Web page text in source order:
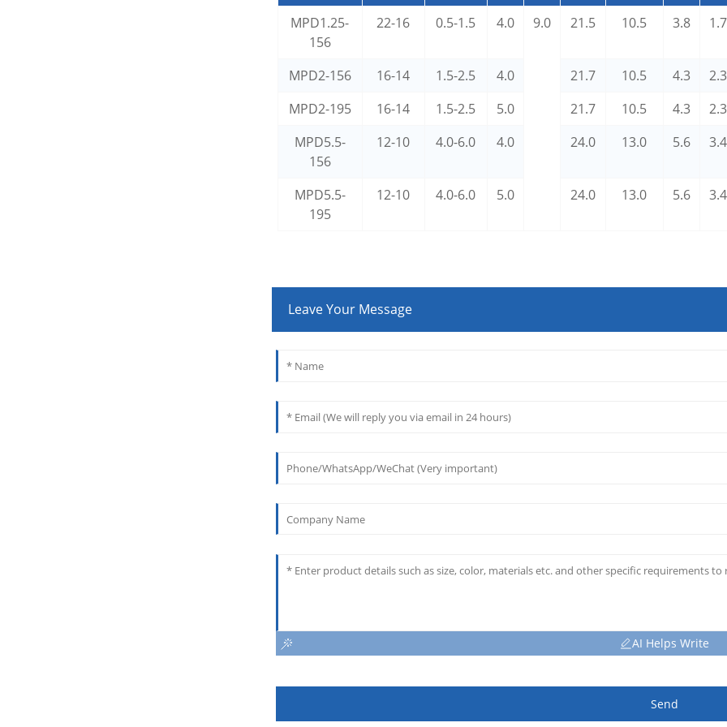
MPD1.25-
156
22-16 0.5-1.5 4.0 9.0 21.5 10.5 3.8 1.7
MPD2-156 16-14 1.5-2.5 4.0 21.7 10.5 4.3
2.3
MPD2-195
16-14 1.5-2.5 5.0 21.7 10.5 4.3
2.3
MPD5.5-
156
12-10 4.0-6.0 4.0 24.0 13.0 5.6 3.4
MPD5.5-
195
12-10 4.0-6.0 5.0 24.0 13.0 5.6 3.4
Leave Your Message
AI Helps Write
Send